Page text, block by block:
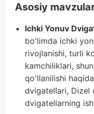
Asosiy
Ichki Yonuv
bo'limda ichki
rivojlanishi, turli
kamchiliklari,
qo'llanilishi
dvigatellari, Dizel
dvigatellarning